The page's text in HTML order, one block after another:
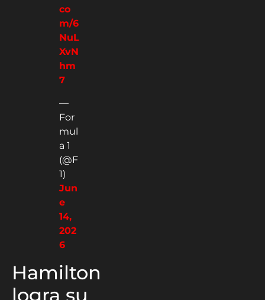
co
m/6
NuL
XvN
hm
7
—
For
mul
a 1
(@F
1)
Jun
e
14,
202
6
Hamilton
logra su